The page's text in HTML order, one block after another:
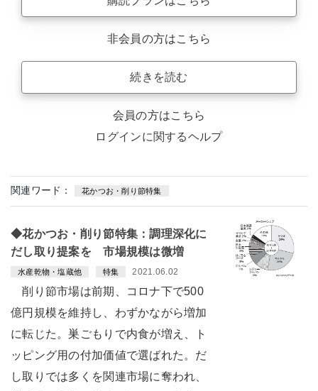
非会員の方はこちら
続きを読む
会員の方はこちら
ログインに関するヘルプ
関連ワード： 花かつお・削り節特集
◆花かつお・削り節特集：調理深化に
だし取り提案を 市場規模は微増
水産乾物・塩蔵他 特集 2021.06.02
削り節市場は前期、コロナ下で500
億円規模を維持し、わずかながら増加
に転じた。巣ごもりで内食が増え、ト
ッピング用の付加価値で選ばれた。だ
し取りでは多くを関連市場に奪われ、